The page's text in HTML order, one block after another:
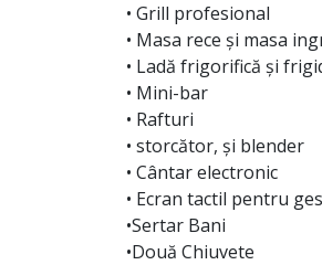
• Grill profesional
• Masa rece și masa
• Ladă frigorifică și
• Mini-bar
• Rafturi
• storcător, și blender
• Cântar electronic
• Ecran tactil pentru
•Sertar Bani
•Două Chiuvete